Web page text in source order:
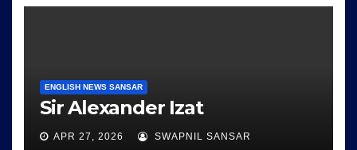
ENGLISH NEWS SANSAR
Sir Alexander Izat
APR 27, 2026 SWAPNIL SANSAR